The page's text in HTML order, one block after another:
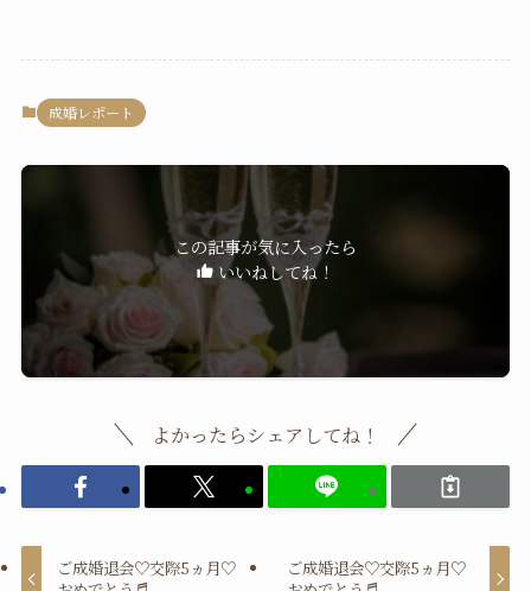
成婚レポート
この記事が気に入ったら
いいねしてね！
よかったらシェアしてね！
ご成婚退会♡交際5ヵ月♡
ご成婚退会♡交際5ヵ月♡